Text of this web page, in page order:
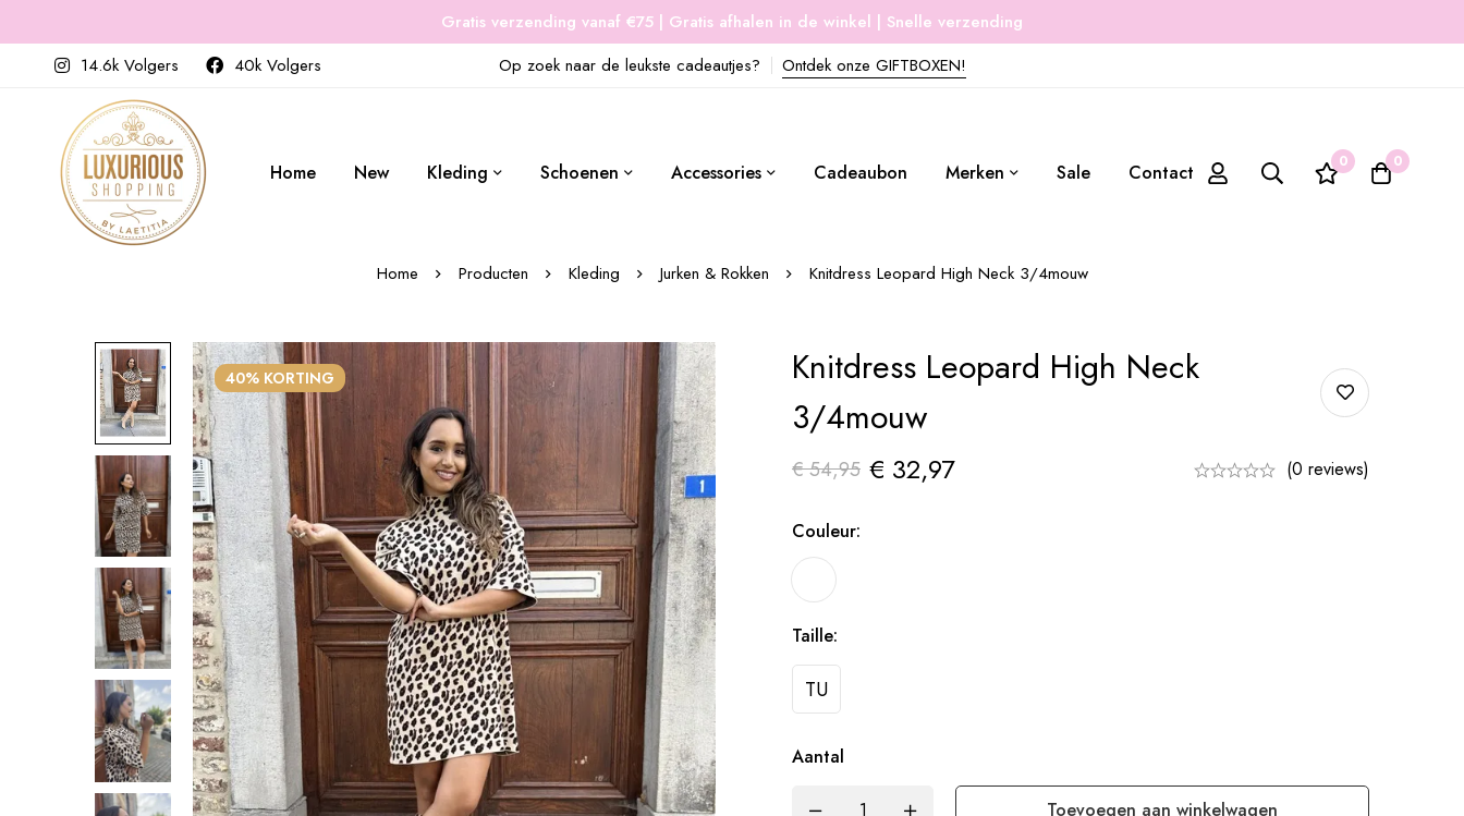
Gratis verzending vanaf €75 | Gratis afhalen in de winkel | Snelle verzending
14.6k Volgers
40k Volgers Op zoek naar de leukste cadeautjes? Ontdek onze GIFTBOXEN!
Home New Kleding Schoenen Accessories Cadeaubon Merken Sale Contact 0 0
Home Producten Kleding Jurken & Rokken Knitdress Leopard High Neck 3/4mouw
40% KORTING
Knitdress Leopard High Neck
3/4mouw
€54,95 € 32,97 (0 reviews)
Couleur:
Taille:
TU
Aantal
Toevoegen aan winkelwagen